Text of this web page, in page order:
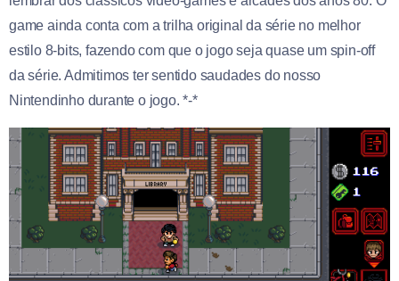
game ainda conta com a trilha original da série no melhor
estilo 8-bits, fazendo com que o jogo seja quase um spin-off
da série. Admitimos ter sentido saudades do nosso
Nintendinho durante o jogo. *-*